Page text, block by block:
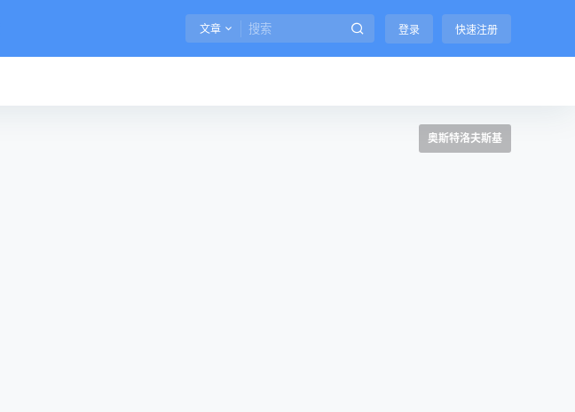
文章 登录 快速注册
奥斯特洛夫斯基